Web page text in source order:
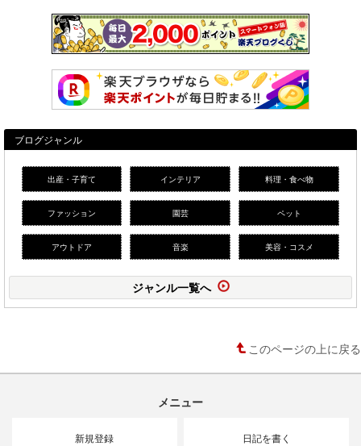
ブログジャンル
出産・子育て インテリア 料理・食べ物
ファッション 園芸 ペット
アウトドア 音楽 美容・コスメ
ジャンル一覧へ
このページの上に戻る
メニュー
新規登録 日記を書く